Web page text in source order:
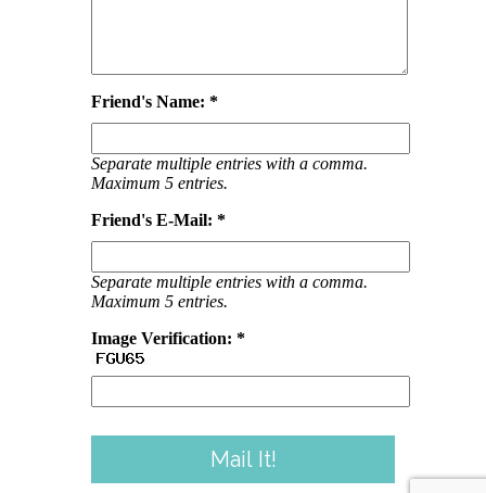
Friend's Name: *
Separate multiple entries with a comma.
Maximum 5 entries.
Friend's E-Mail: *
Separate multiple entries with a comma.
Maximum 5 entries.
Image Verification: *